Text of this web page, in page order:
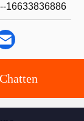
16633836886